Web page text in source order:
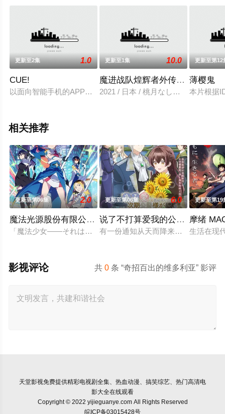
更新至2集 1.0
CUE!
以面向智能手机的APP游戏为原作的《CUE！》讲述了所属声
更新至1集 10.0
魔进战队煌辉者外传约顿娜
2021 / 日本 / 桃月なしこ,小宫璃央,木
更新至第12
薄樱鬼
本片根据
相关推荐
更新至第06集 2.0
魔法光源股份有限公司 第二季
「魔法少女――それは強くて、格好良くて、しなやかで。 誰
更新至第06集 6.0
说了不打算爱我的公爵继承人，
有一份通知从天而降来到没落贵族的
更新至第19
摩绪
生活在现
共0 条 “奇招百出的维多利亚” 影评
影视评论
天堂影视免费提供精彩电视剧全集、热血动漫、搞笑综艺、热门高清电
影大全在线观看
Copyright © 2022 yijieguanye.com All Rights Reserved
皖ICP备03015428号